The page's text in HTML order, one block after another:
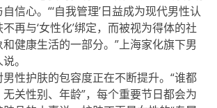
信心。“‘自我管理’日益成为现代男性认
再与‘女性化’绑定，而被视为得体的社
健康生活的一部分。”上海家化旗下男
。
性护肤的包容度正在不断提升。“谁都
关性别、年龄”，每个重要节日都会为